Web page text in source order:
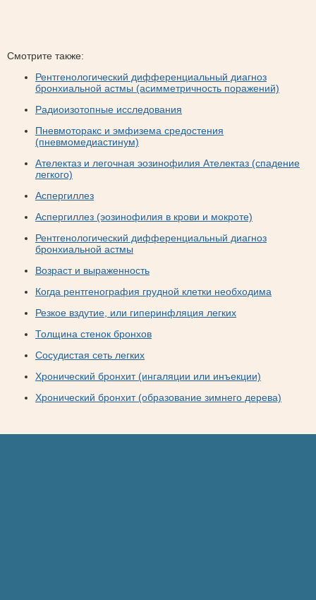
Смотрите также:
Рентгенологический дифференциальный диагноз
бронхиальной астмы (асимметричность поражений)
Радиоизотопные исследования
Пневмоторакс и эмфизема средостения
(пневмомедиастинум)
Ателектаз и легочная эозинофилия Ателектаз (спадение
легкого)
Аспергиллез
Аспергиллез (эозинофилия в крови и мокроте)
Рентгенологический дифференциальный диагноз
бронхиальной астмы
Возраст и выраженность
Когда рентгенография грудной клетки необходима
Резкое вздутие, или гиперинфляция легких
Толщина стенок бронхов
Сосудистая сеть легких
Хронический бронхит (ингаляции или инъекции)
Хронический бронхит (образование зимнего дерева)